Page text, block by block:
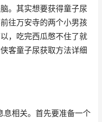
。其实想要获得童子尿
往万安寺的两个小男孩
，吃完西瓜憋不住了就
客童子尿获取方法详细
息相关。首先要准备一个